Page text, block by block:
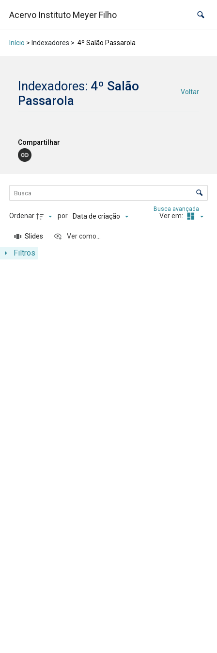
Acervo Instituto Meyer Filho
Início > Indexadores > 4º Salão Passarola
Indexadores: 4º Salão
Passarola
Voltar
Compartilhar
Lista de itens
Controle de ordenação e visualização
Filtros
Busca avançada
Ordenar por Data de criação Ver em:
Slides Ver como...